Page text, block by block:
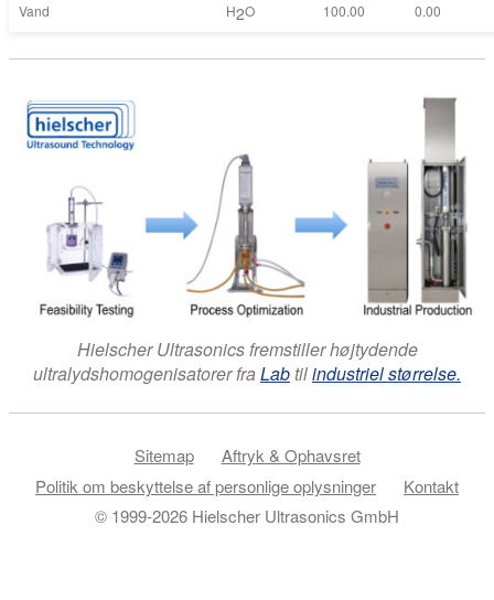
Vand
H2O 100.00 0.00
Hielscher Ultrasonics fremstiller højtydende
ultralydshomogenisatorer fraLab tilindustriel størrelse.
Sitemap
Aftryk & Ophavsret
Politik om beskyttelse af personlige oplysninger
Kontakt
© 1999-2026 Hielscher Ultrasonics GmbH